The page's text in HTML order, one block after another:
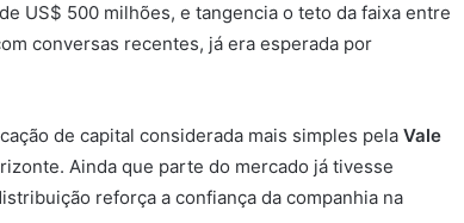
US$ 500 milhões, e tangencia o teto da faixa entre
conversas recentes, já era esperada por
de capital considerada mais simples pela Vale
Ainda que parte do mercado já tivesse
reforça a confiança da companhia na